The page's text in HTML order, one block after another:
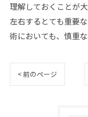
理解しておくことが
左右するとても重要
術においても、慎重
< 前のページ